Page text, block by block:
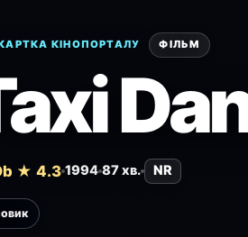
КІНОПОРТАЛУ ФІЛЬМ
★ 4.3 1994 87 хв. NR